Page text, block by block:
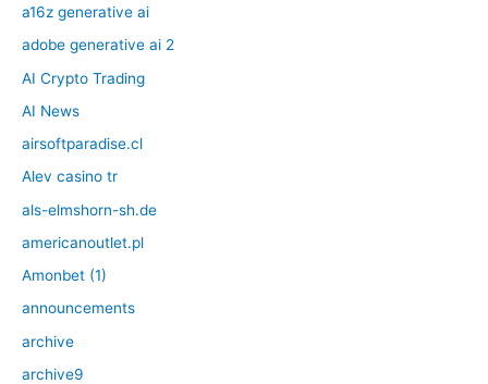
a16z generative ai
adobe generative ai 2
AI Crypto Trading
AI News
airsoftparadise.cl
Alev casino tr
als-elmshorn-sh.de
americanoutlet.pl
Amonbet (1)
announcements
archive
archive9